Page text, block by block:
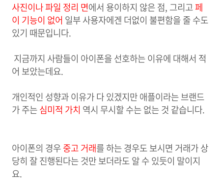
사진이나 파일 정리 면에서 용이하지 않은 점, 그리고페
이 기능이 없어 일부 사용자에겐 더없이 불편함을 줄 수도
있기 때문입니다.
지금까지 사람들이 아이폰을 선호하는 이유에 대해서 적
어 보았는데요.
개인적인 성향과 이유가 다 있겠지만 애플이라는 브랜드
가 주는심미적 가치 역시 무시할 수는 없는 것 같습니다.
아이폰의 경우중고 거래를 하는 경우도 보시면 거래가 상
당히 잘 진행된다는 것만 보더라도 알 수 있듯이 말이지
요.